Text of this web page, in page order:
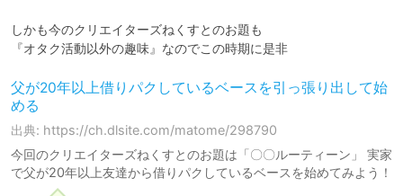
しかも今のクリエイターズねくすとのお題も
『オタク活動以外の趣味』なのでこの時期に是非
父が20年以上借りパクしているベースを引っ張り出して始
める
出典: https://ch.dlsite.com/matome/298790
今回のクリエイターズねくすとのお題は「〇〇ルーティーン」 実家
で父が20年以上友達から借りパクしているベースを始めてみよう！